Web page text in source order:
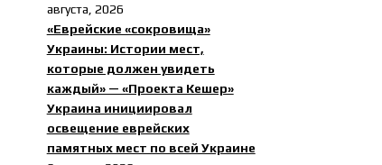
августа, 2026
«Еврейские «сокровища»
Украины: Истории мест,
которые должен увидеть
каждый» — «Проекта Кешер»
Украина инициировал
освещение еврейских
памятных мест по всей Украине